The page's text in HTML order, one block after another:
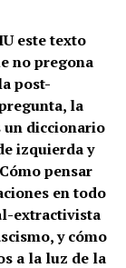
este texto
no pregona
post-
la
un diccionario
izquierda y
pensar
en todo
extractivista
y cómo
a la luz de la